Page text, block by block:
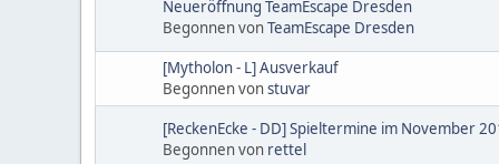
Neueröffnung TeamEscape Dresden
Begonnen vonTeamEscape Dresden
[Mytholon - L] Ausverkauf
Begonnen vonstuvar
[ReckenEcke - DD] Spieltermine im November
Begonnen von rettel